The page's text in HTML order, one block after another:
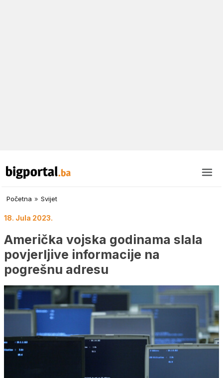
Početna » Svijet
18. Jula 2023.
Američka vojska godinama slala
povjerljive informacije na
pogrešnu adresu